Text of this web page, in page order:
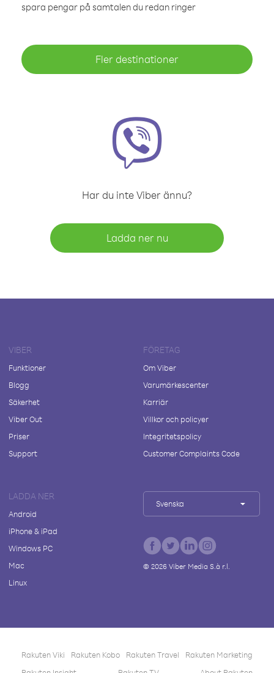
spara pengar på samtalen du redan ringer
Fler destinationer
Har du inte Viber ännu?
Ladda ner nu
VIBER
Funktioner
Blogg
Säkerhet
Viber Out
Priser
Support
FÖRETAG
Om Viber
Varumärkescenter
Karriär
Villkor och policyer
Integritetspolicy
Customer Complaints Code
LADDA NER
Android
iPhone & iPad
Windows PC
Mac
Linux
Svenska
© 2026Viber Media S.à r.l.
Rakuten Viki Rakuten Kobo Rakuten Travel
Rakuten Marketing